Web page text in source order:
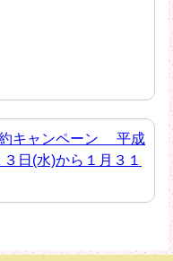
約キャンペーン 平成
日(水)から１月３１